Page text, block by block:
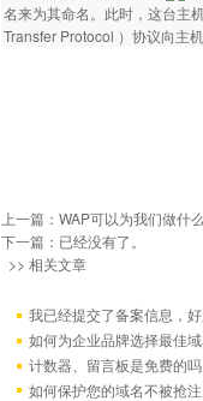
名来为其命名。此时，这台主
Transfer Protocol ）协议向主
上一篇： WAP可以为我们做什
下一篇：已经没有了。
>> 相关文章
我已经提交了备案信息，
如何为企业品牌选择最佳
计数器、留言板是免费的
如何保护您的域名不被抢注